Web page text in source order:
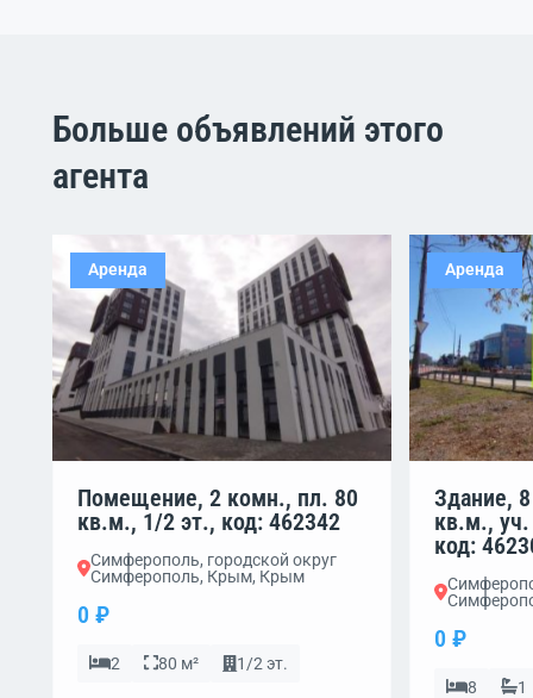
Больше объявлений этого
агента
Аренда
Помещение, 2 комн., пл. 80
кв.м., 1/2 эт., код: 462342
Симферополь, городской округ
Симферополь, Крым, Крым
0 ₽
2 80 м² 1/2 эт.
Аренда
Здание,
кв.м.,
код:
0 ₽
8 1